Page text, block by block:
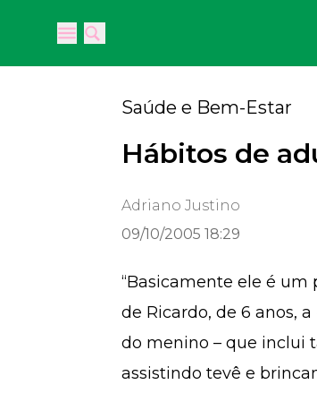
Open main menu
Open main menu
Saúde e Bem-Estar
Hábitos de
Adriano Justino
09/10/2005 18:29
“Basicamente ele é
de Ricardo, de 6 anos,
do menino – que inclui
assistindo tevê e